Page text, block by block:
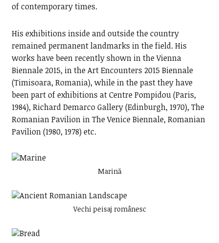
of contemporary times.
His exhibitions inside and outside the country
remained permanent landmarks in the field. His
works have been recently shown in the Vienna
Biennale 2015, in the Art Encounters 2015 Biennale
(Timisoara, Romania), while in the past they have
been part of exhibitions at Centre Pompidou (Paris,
1984), Richard Demarco Gallery (Edinburgh, 1970), The
Romanian Pavilion in The Venice Biennale, Romanian
Pavilion (1980, 1978) etc.
Marină
Vechi peisaj românesc